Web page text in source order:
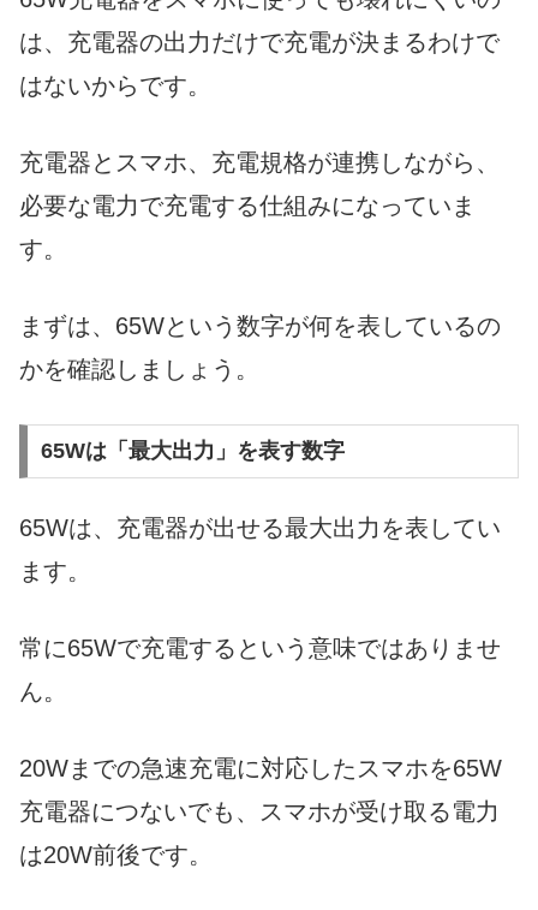
は、充電器の出力だけで充電が決まるわけで
はないからです。
充電器とスマホ、充電規格が連携しながら、
必要な電力で充電する仕組みになっていま
す。
まずは、65Wという数字が何を表しているの
かを確認しましょう。
65Wは「最大出力」を表す数字
65Wは、充電器が出せる最大出力を表してい
ます。
常に65Wで充電するという意味ではありませ
ん。
20Wまでの急速充電に対応したスマホを65W
充電器につないでも、スマホが受け取る電力
は20W前後です。